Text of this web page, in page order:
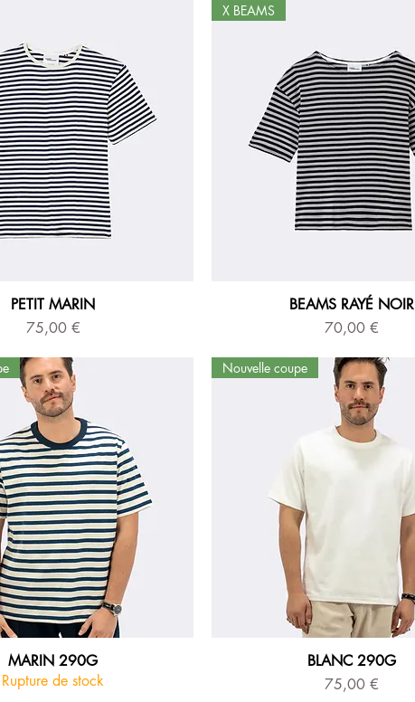
PETIT MARIN
Prix
75,00 €
X BEAMS
BEAMS RAYÉ NOIR
Prix
70,00 €
MARIN 290G
Rupture de stock
Nouvelle coupe
BLANC 290G
Prix
75,00 €